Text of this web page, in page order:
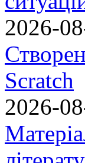
2026-
Scratch
2026-